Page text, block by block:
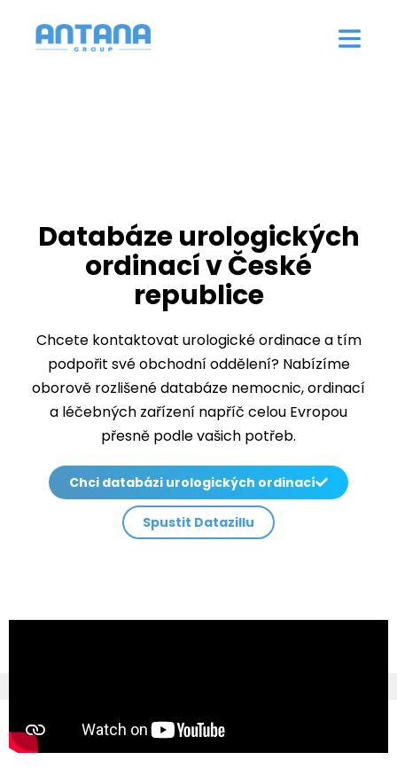
Databáze urologických
ordinací v České
republice
Chcete kontaktovat urologické ordinace a tím
podpořit své obchodní oddělení? Nabízíme
oborově rozlišené databáze nemocnic, ordinací
a léčebných zařízení napříč celou Evropou
přesně podle vašich potřeb.
Chci databázi urologických ordinací
Spustit Datazillu